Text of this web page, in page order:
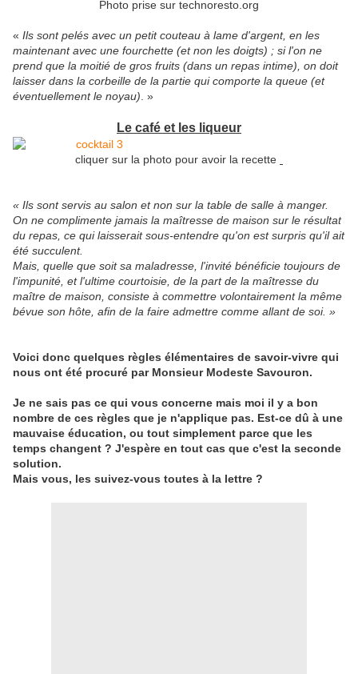
Photo prise sur technoresto.org
« Ils sont pelés avec un petit couteau à lame d'argent, en les
maintenant avec une fourchette (et non les doigts) ; si l'on ne
prend que la moitié de gros fruits (dans un repas intime), on doit
laisser dans la corbeille de la partie qui comporte la queue (et
éventuellement le noyau) . »
Le café et les liqueur
cliquer sur la photo pour avoir la recette
« Ils sont servis au salon et non sur la table de salle à manger.
On ne complimente jamais la maîtresse de maison sur le résultat
du repas, ce qui laisserait sous-entendre qu'on est surpris qu'il ait
été succulent.
Mais, quelle que soit sa maladresse, l'invité bénéficie toujours de
l'impunité, et l'ultime courtoisie, de la part de la maîtresse du
maître de maison, consiste à commettre volontairement la même
bévue son hôte, afin de la faire admettre comme allant de soi. »
Voici donc quelques règles élémentaires de savoir-vivre qui
nous ont été procuré par Monsieur Modeste Savouron.
Je ne sais pas ce qui vous concerne mais moi il y a bon
nombre de ces règles que je n'applique pas. Est-ce dû à une
mauvaise éducation, ou tout simplement parce que les
temps changent ? J'espère en tout cas que c'est la seconde
solution.
Mais vous, les suivez-vous toutes à la lettre ?